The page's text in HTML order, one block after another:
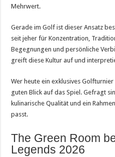
Mehrwert.
Gerade im Golf ist dieser Ansatz
seit jeher für Konzentration,
Begegnungen und persönliche
greift diese Kultur auf und
Wer heute ein exklusives
guten Blick auf das Spiel. Gefragt
kulinarische Qualität und ein
passt.
The Green Room
Legends 2026